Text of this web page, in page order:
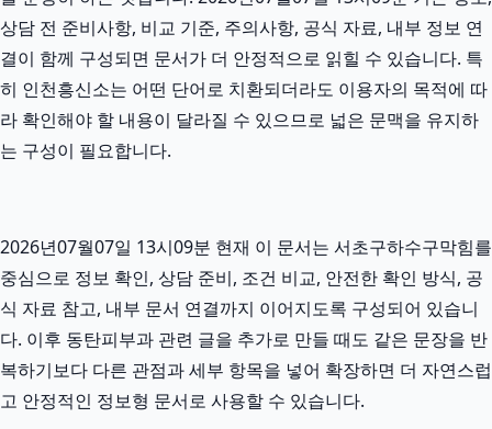
상담 전 준비사항, 비교 기준, 주의사항, 공식 자료, 내부 정보 연
결이 함께 구성되면 문서가 더 안정적으로 읽힐 수 있습니다. 특
히 인천흥신소는 어떤 단어로 치환되더라도 이용자의 목적에 따
라 확인해야 할 내용이 달라질 수 있으므로 넓은 문맥을 유지하
는 구성이 필요합니다.
2026년07월07일 13시09분 현재 이 문서는 서초구하수구막힘를
중심으로 정보 확인, 상담 준비, 조건 비교, 안전한 확인 방식, 공
식 자료 참고, 내부 문서 연결까지 이어지도록 구성되어 있습니
다. 이후 동탄피부과 관련 글을 추가로 만들 때도 같은 문장을 반
복하기보다 다른 관점과 세부 항목을 넣어 확장하면 더 자연스럽
고 안정적인 정보형 문서로 사용할 수 있습니다.